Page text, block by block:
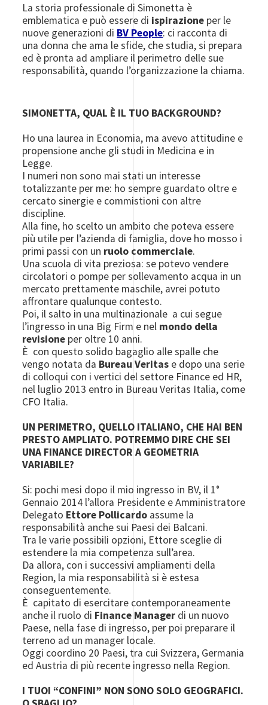
La storia professionale di Simonetta è
emblematica e può essere di ispirazione per le
nuove generazioni di BV People: ci racconta di
una donna che ama le sfide, che studia, si prepara
ed è pronta ad ampliare il perimetro delle sue
responsabilità, quando l’organizzazione la chiama.
SIMONETTA, QUAL È IL TUO BACKGROUND?
Ho una laurea in Economia, ma avevo attitudine e
propensione anche gli studi in Medicina e in
Legge.
I numeri non sono mai stati un interesse
totalizzante per me: ho sempre guardato oltre e
cercato sinergie e commistioni con altre
discipline.
Alla fine, ho scelto un ambito che poteva essere
più utile per l’azienda di famiglia, dove ho mosso i
primi passi con un ruolo commerciale.
Una scuola di vita preziosa: se potevo vendere
circolatori o pompe per sollevamento acqua in un
mercato prettamente maschile, avrei potuto
affrontare qualunque contesto.
Poi, il salto in una multinazionale a cui segue
l’ingresso in una Big Firm e nel mondo della
revisione per oltre 10 anni.
È con questo solido bagaglio alle spalle che
vengo notata da Bureau Veritas e dopo una serie
di colloqui con i vertici del settore Finance ed HR,
nel luglio 2013 entro in Bureau Veritas Italia, come
CFO Italia.
UN PERIMETRO, QUELLO ITALIANO, CHE HAI BEN
PRESTO AMPLIATO. POTREMMO DIRE CHE SEI
UNA FINANCE DIRECTOR A GEOMETRIA
VARIABILE?
Si: pochi mesi dopo il mio ingresso in BV, il 1°
Gennaio 2014 l’allora Presidente e Amministratore
Delegato Ettore Pollicardo assume la
responsabilità anche sui Paesi dei Balcani.
Tra le varie possibili opzioni, Ettore sceglie di
estendere la mia competenza sull’area.
Da allora, con i successivi ampliamenti della
Region, la mia responsabilità si è estesa
conseguentemente.
È capitato di esercitare contemporaneamente
anche il ruolo di Finance Manager di un nuovo
Paese, nella fase di ingresso, per poi preparare il
terreno ad un manager locale.
Oggi coordino 20 Paesi, tra cui Svizzera, Germania
ed Austria di più recente ingresso nella Region.
I TUOI “CONFINI” NON SONO SOLO GEOGRAFICI.